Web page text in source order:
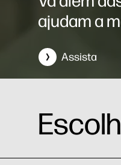
ajudam a
Assista